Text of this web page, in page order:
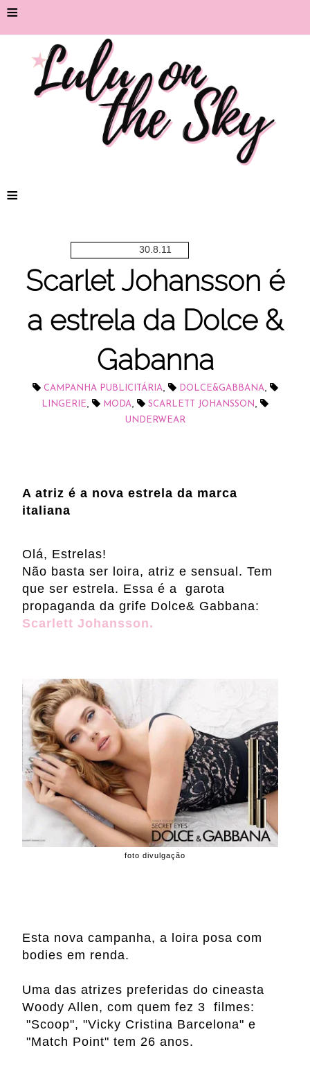
≡
≡
30.8.11
Scarlet Johansson é
a estrela da Dolce &
Gabanna
CAMPANHA PUBLICITÁRIA, DOLCE&GABBANA,
LINGERIE, MODA, SCARLETT JOHANSSON,
UNDERWEAR
A atriz é a nova estrela da marca
italiana
Olá, Estrelas!
Não basta ser loira, atriz e sensual. Tem
que ser estrela. Essa é a garota
propaganda da grife Dolce& Gabbana:
Scarlett Johansson.
foto divulgação
Esta nova campanha, a loira posa com
bodies em renda.
Uma das atrizes preferidas do cineasta
Woody Allen, com quem fez 3 filmes:
"Scoop", "Vicky Cristina Barcelona" e
"Match Point" tem 26 anos.